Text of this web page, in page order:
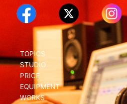
TOPICS
STUDIO
PRICE
EQUIPMENT
WORKS